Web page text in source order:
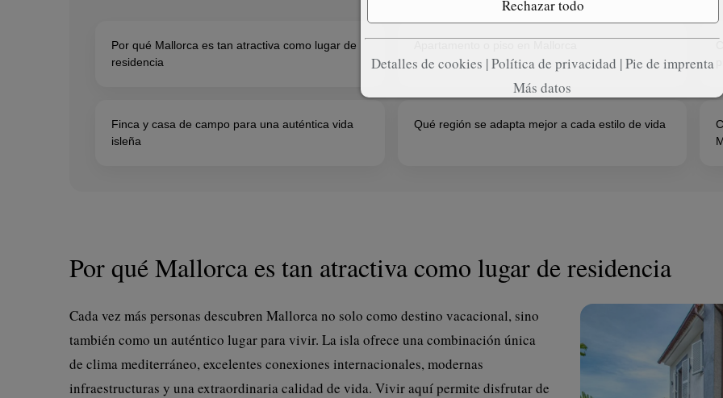
Por qué Mallorca es tan atractiva como lugar de
residencia
Finca y casa de campo para una auténtica vida
isleña
Qué región se adapta mejor a cada estilo de vida
Por qué Mallorca es tan atractiva como lugar de residencia
Cada vez más personas descubren Mallorca no solo como destino vacacional, sino
también como un auténtico lugar para vivir. La isla ofrece una combinación única
de clima mediterráneo, excelentes conexiones internacionales, modernas
infraestructuras y una extraordinaria calidad de vida. Vivir aquí permite disfrutar de
Detalles de cookies |Política de privacidad |Pie de imprenta
Más datos